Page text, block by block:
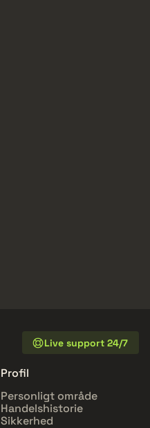
Live support 24/7
Profil
Personligt område
Handelshistorie
Sikkerhed